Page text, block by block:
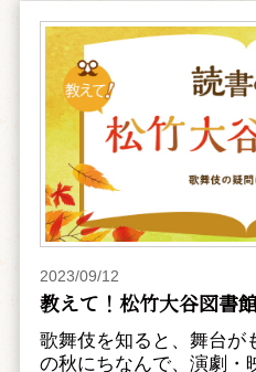
2023/09/12
教えて！松竹大谷図書
歌舞伎を知ると、舞台が
の秋にちなんで、演劇・